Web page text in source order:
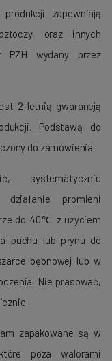
zapewniają
oraz innych
PZH wydany przez
2-letnią gwarancją
Podstawą do
do zamówienia.
systematycznie
promieni
do 40℃ z użyciem
puchu lub płynu do
bębnowej lub w
Nie prasować,
zapakowane są w
poza walorami